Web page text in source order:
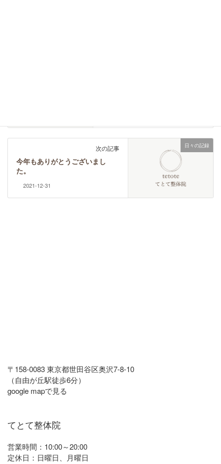
日々の記録
次の記事
今年もありがとうございまし
た。
2021-12-31
〒158-0083 東京都世田谷区奥沢7-8-10
（自由が丘駅徒歩6分）
google mapで見る
てとて整体院
営業時間：10:00～20:00
定休日：日曜日、月曜日